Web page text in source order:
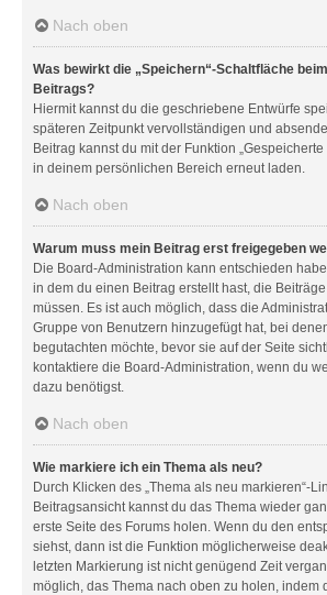
Nach oben
Was bewirkt die „Speichern“-Schaltfläche
Beitrags?
Hiermit kannst du die geschriebene Entwürfe
späteren Zeitpunkt vervollständigen und
Beitrag kannst du mit der Funktion
in deinem persönlichen Bereich erneut laden.
Nach oben
Warum muss mein Beitrag erst freigegeben
Die Board-Administration kann entschieden
in dem du einen Beitrag erstellt hast, die
müssen. Es ist auch möglich, dass die
Gruppe von Benutzern hinzugefügt hat, bei
begutachten möchte, bevor sie auf der Seite
kontaktiere die Board-Administration, wenn du
dazu benötigst.
Nach oben
Wie markiere ich ein Thema als neu?
Durch Klicken des „Thema als neu markieren“-
Beitragsansicht kannst du das Thema wieder
erste Seite des Forums holen. Wenn du den
siehst, dann ist die Funktion möglicherweise
letzten Markierung ist nicht genügend Zeit
möglich, das Thema nach oben zu holen, indem